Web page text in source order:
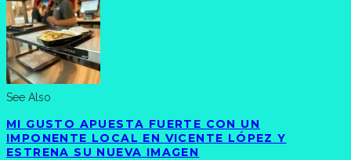
See Also
MI GUSTO APUESTA FUERTE CON UN
IMPONENTE LOCAL EN VICENTE LÓPEZ Y
ESTRENA SU NUEVA IMAGEN